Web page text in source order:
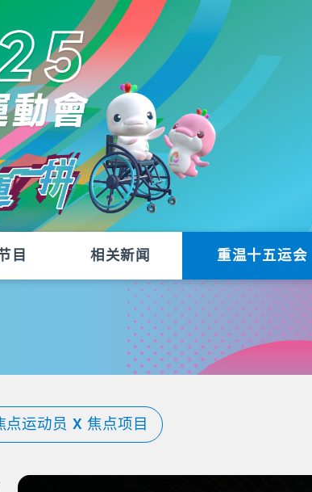
目 相关新闻 重温十五运会
点运动员 X 焦点项目